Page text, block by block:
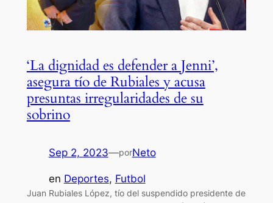
‘La dignidad es defender a Jenni’,
asegura tío de Rubiales y acusa
presuntas irregularidades de su
sobrino
Sep 2, 2023—porNeto
en Deportes, Futbol
Juan Rubiales López, tío del suspendido presidente de